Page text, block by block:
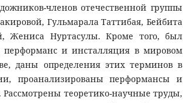
членов отечественной группы
Гульмарала Таттибая, Бейбита
Жениса Нуртасулы. Кроме того, был
перформанс и инсталляция в мировом
даны определения этих терминов в
проанализированы перформансы и
теоретико-научные труды,